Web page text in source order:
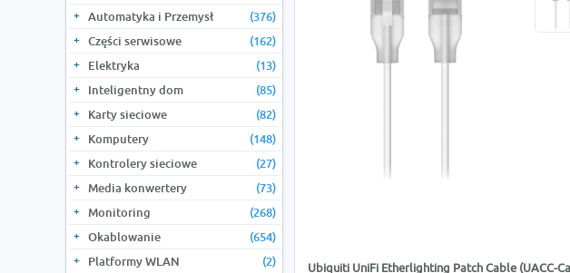
Automatyka i Przemysł
(376)
Części serwisowe
(162)
Elektryka
(13)
Inteligentny dom
(85)
Karty sieciowe
(82)
Komputery
(148)
Kontrolery sieciowe
(27)
Media konwertery
(73)
Monitoring
(268)
Okablowanie
(654)
Platformy WLAN
(2)
Ubiquiti UniFi Etherlighting Patch Cable (UACC-